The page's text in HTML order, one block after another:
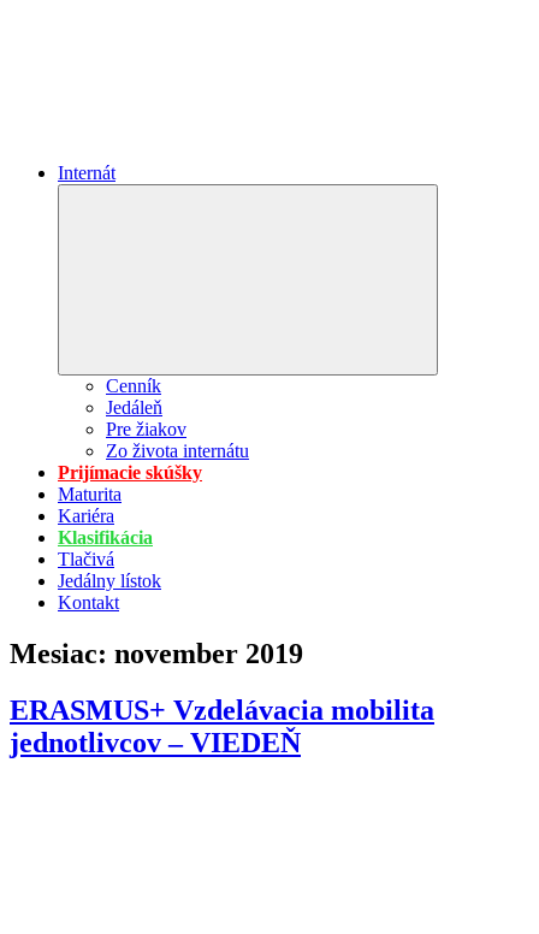
Internát
Cenník
Jedáleň
Pre žiakov
Zo života internátu
Prijímacie skúšky
Maturita
Kariéra
Klasifikácia
Tlačivá
Jedálny lístok
Kontakt
Mesiac: november 2019
ERASMUS+ Vzdelávacia mobilita
jednotlivcov – VIEDEŇ